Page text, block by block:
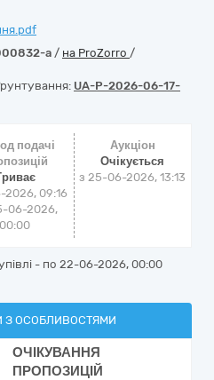
a / на ProZorro /
UA-P-2026-06-17-
подачі
2026, 09:16
06-2026,
00:00
Аукціон
Очікується
з25-06-2026, 13:13
- по 22-06-2026, 00:00
З ОСОБЛИВОСТЯМИ
ОЧІКУВАННЯ
ПРОПОЗИЦІЙ